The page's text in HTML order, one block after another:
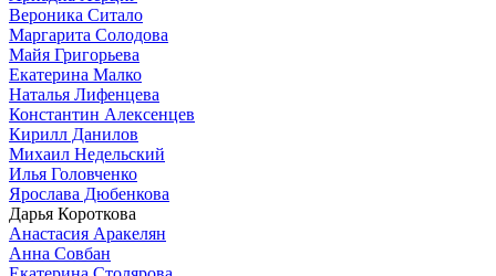
Вероника Ситало
Маргарита Солодова
Майя Григорьева
Екатерина Малко
Наталья Лифенцева
Константин Алексенцев
Кирилл Данилов
Михаил Недельский
Илья Головченко
Ярослава Дюбенкова
Дарья Короткова
Анастасия Аракелян
Анна Совбан